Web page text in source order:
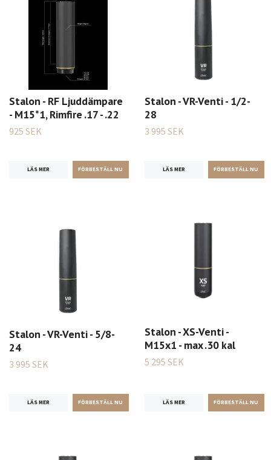
Stalon - RF Ljuddämpare
- M15*1, Rimfire .17 - .22
925 SEK
LÄS MER
Stalon - VR-Venti - 1/2-
28
3 995 SEK
LÄS MER
Stalon - VR-Venti - 5/8-
24
3 995 SEK
LÄS MER
Stalon - XS-Venti -
M15x1 - max .30 kal
5 295 SEK
LÄS MER